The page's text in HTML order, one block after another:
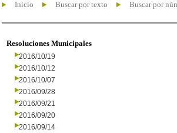
Inicio Buscar por texto Buscar por
Resoluciones Municipales
2016/10/19
2016/10/12
2016/10/07
2016/09/28
2016/09/21
2016/09/20
2016/09/14